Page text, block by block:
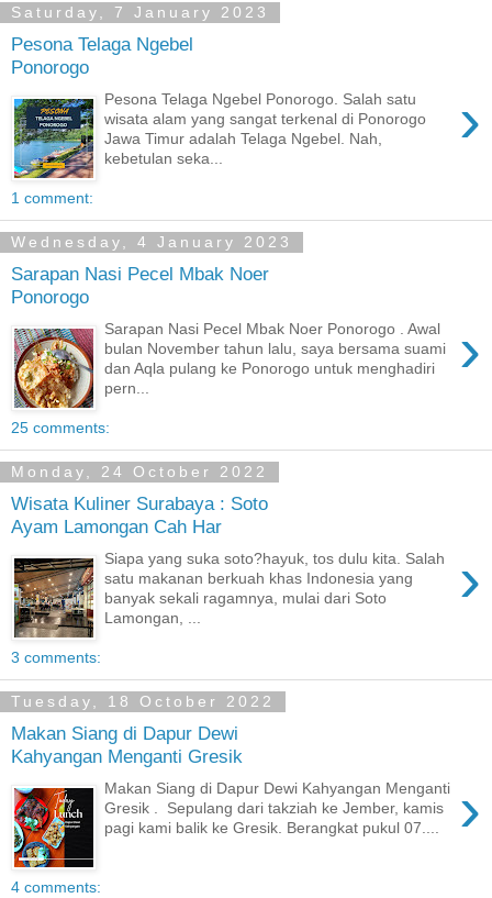
Saturday, 7 January 2023
Pesona Telaga Ngebel
Ponorogo
›
Pesona Telaga Ngebel Ponorogo. Salah satu
wisata alam yang sangat terkenal di Ponorogo
Jawa Timur adalah Telaga Ngebel. Nah,
kebetulan seka...
1 comment:
Wednesday, 4 January 2023
Sarapan Nasi Pecel Mbak Noer
Ponorogo
›
Sarapan Nasi Pecel Mbak Noer Ponorogo . Awal
bulan November tahun lalu, saya bersama suami
dan Aqla pulang ke Ponorogo untuk menghadiri
pern...
25 comments:
Monday, 24 October 2022
Wisata Kuliner Surabaya : Soto
Ayam Lamongan Cah Har
›
Siapa yang suka soto?hayuk, tos dulu kita. Salah
satu makanan berkuah khas Indonesia yang
banyak sekali ragamnya, mulai dari Soto
Lamongan, ...
3 comments:
Tuesday, 18 October 2022
Makan Siang di Dapur Dewi
Kahyangan Menganti Gresik
›
Makan Siang di Dapur Dewi Kahyangan Menganti
Gresik . Sepulang dari takziah ke Jember, kamis
pagi kami balik ke Gresik. Berangkat pukul 07....
4 comments: